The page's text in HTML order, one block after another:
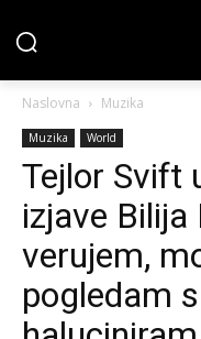
Naslovna Muzika
Muzika World
Tejlor Svift
izjave Bilija
verujem,
pogledam